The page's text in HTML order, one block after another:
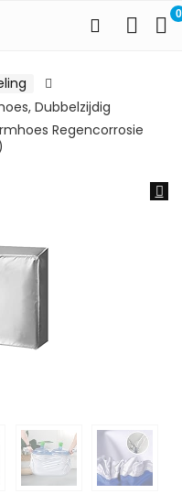
0
Dubbelzijdig
Regencorrosie